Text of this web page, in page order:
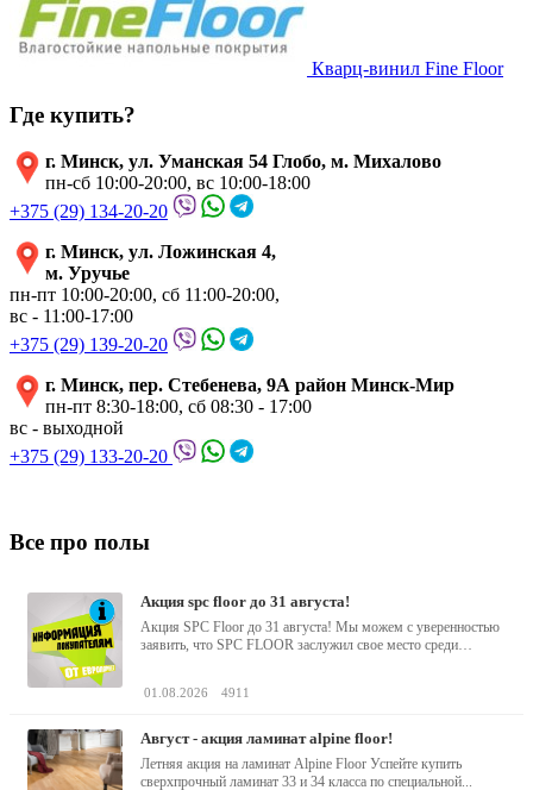
Кварц-винил Fine Floor
Где купить?
г. Минск, ул. Уманская 54 Глобо, м. Михалово
пн-сб 10:00-20:00, вс 10:00-18:00
+375 (29) 134-20-20
г. Минск, ул. Ложинская 4,
м. Уручье
пн-пт 10:00-20:00, сб 11:00-20:00,
вс - 11:00-17:00
+375 (29) 139-20-20
г. Минск, пер. Стебенева, 9А район Минск-Мир
пн-пт 8:30-18:00, сб 08:30 - 17:00
вс - выходной
+375 (29) 133-20-20
Все про полы
акция spc floor до 31 августа!
Акция SPC Floor до 31 августа! Мы можем с уверенностью
заявить, что SPC FLOOR заслужил свое место среди
01.08.2026 4911
август - акция ламинат alpine floor!
Летняя акция на ламинат Alpine Floor Успейте купить
сверхпрочный ламинат 33 и 34 класса по специальной...